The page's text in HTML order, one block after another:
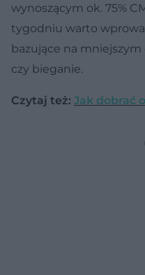
wynoszącym ok. 75%
tygodniu warto
bazujące na
czy bieganie.
Czytaj też: Jak dobrać